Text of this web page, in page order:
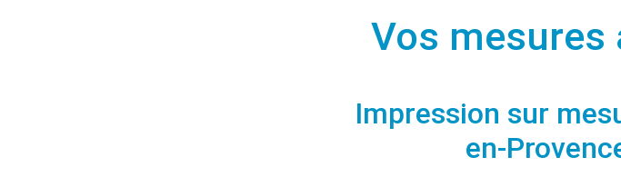
Vos mesures
Impression sur
en-